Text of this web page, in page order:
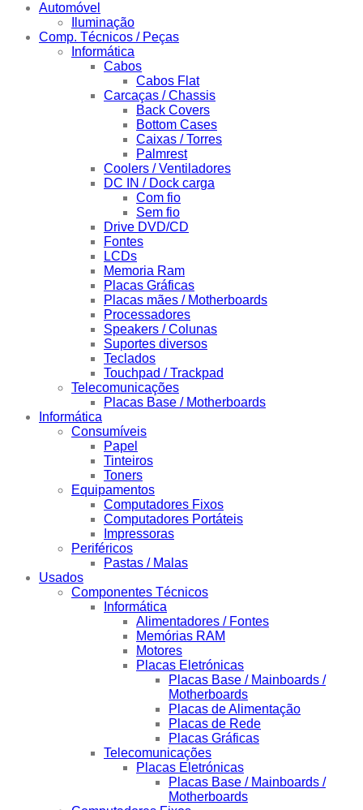
Automóvel
Iluminação
Comp. Técnicos / Peças
Informática
Cabos
Cabos Flat
Carcaças / Chassis
Back Covers
Bottom Cases
Caixas / Torres
Palmrest
Coolers / Ventiladores
DC IN / Dock carga
Com fio
Sem fio
Drive DVD/CD
Fontes
LCDs
Memoria Ram
Placas Gráficas
Placas mães / Motherboards
Processadores
Speakers / Colunas
Suportes diversos
Teclados
Touchpad / Trackpad
Telecomunicações
Placas Base / Motherboards
Informática
Consumíveis
Papel
Tinteiros
Toners
Equipamentos
Computadores Fixos
Computadores Portáteis
Impressoras
Periféricos
Pastas / Malas
Usados
Componentes Técnicos
Informática
Alimentadores / Fontes
Memórias RAM
Motores
Placas Eletrónicas
Placas Base / Mainboards /
Motherboards
Placas de Alimentação
Placas de Rede
Placas Gráficas
Telecomunicações
Placas Eletrónicas
Placas Base / Mainboards /
Motherboards